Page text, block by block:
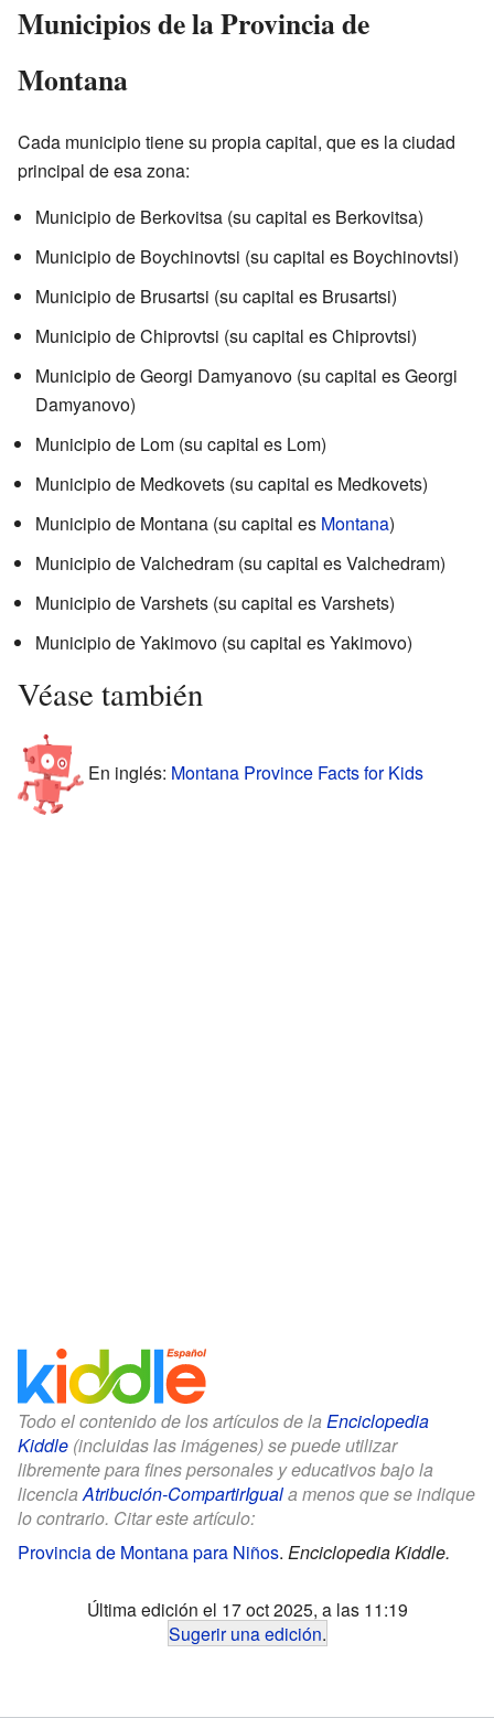
Municipios de la Provincia de
Montana
Cada municipio tiene su propia capital, que es la ciudad
principal de esa zona:
Municipio de Berkovitsa (su capital es Berkovitsa)
Municipio de Boychinovtsi (su capital es Boychinovtsi)
Municipio de Brusartsi (su capital es Brusartsi)
Municipio de Chiprovtsi (su capital es Chiprovtsi)
Municipio de Georgi Damyanovo (su capital es Georgi
Damyanovo)
Municipio de Lom (su capital es Lom)
Municipio de Medkovets (su capital es Medkovets)
Municipio de Montana (su capital es Montana)
Municipio de Valchedram (su capital es Valchedram)
Municipio de Varshets (su capital es Varshets)
Municipio de Yakimovo (su capital es Yakimovo)
Véase también
En inglés: Montana Province Facts for Kids
Todo el contenido de los artículos de la Enciclopedia
Kiddle (incluidas las imágenes) se puede utilizar
libremente para fines personales y educativos bajo la
licenciaAtribución-CompartirIguala menos que se indique
lo contrario. Citar este artículo:
Provincia de Montana para Niños. Enciclopedia Kiddle.
Última edición el 17 oct 2025, a las 11:19
Sugerir una edición.